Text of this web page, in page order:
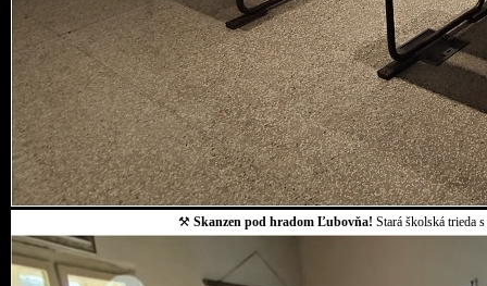
⚒ Skanzen pod hradom Ľubovňa! Stará školská trieda